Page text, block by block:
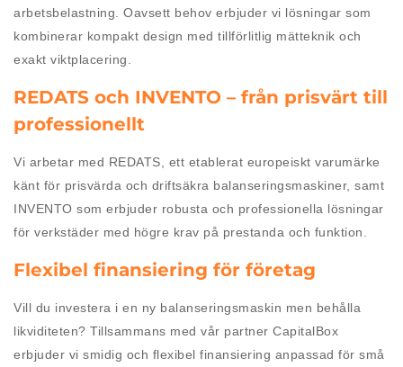
arbetsbelastning. Oavsett behov erbjuder vi lösningar som
kombinerar kompakt design med tillförlitlig mätteknik och
exakt viktplacering.
REDATS och INVENTO – från prisvärt till
professionellt
Vi arbetar med REDATS, ett etablerat europeiskt varumärke
känt för prisvärda och driftsäkra balanseringsmaskiner, samt
INVENTO som erbjuder robusta och professionella lösningar
för verkstäder med högre krav på prestanda och funktion.
Flexibel finansiering för företag
Vill du investera i en ny balanseringsmaskin men behålla
likviditeten? Tillsammans med vår partner CapitalBox
erbjuder vi smidig och flexibel finansiering anpassad för små